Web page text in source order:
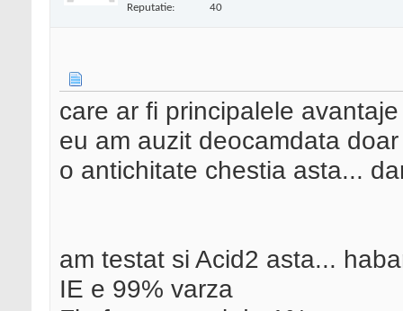
Reputatie: 40
care ar fi principalele
eu am auzit deocamdata
o antichitate chestia asta...
am testat si Acid2 asta...
IE e 99% varza